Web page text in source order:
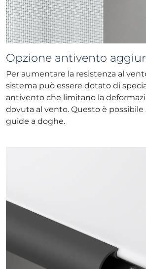
Opzione antivento
Per aumentare la resistenza al
sistema può essere dotato di
antivento che limitano la
dovuta al vento. Questo è possibile
guide a doghe.